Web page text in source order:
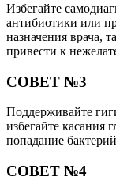
Избегайте
антибиотики или
назначения врача,
привести к
СОВЕТ №3
Поддерживайте
избегайте касания
попадание
СОВЕТ №4